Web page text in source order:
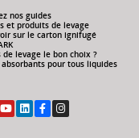
nos guides
et produits de levage
sur le carton ignifugé
de levage le bon choix ?
absorbants pour tous liquides